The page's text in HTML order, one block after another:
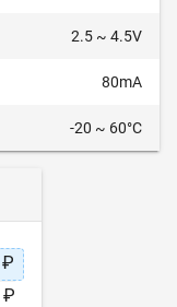
2.5 ~ 4.5V
80mA
-20 ~ 60°C
₽
₽